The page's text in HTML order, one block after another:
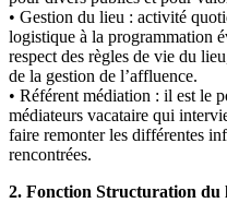
• Gestion du lieu : activité
logistique à la programmation
respect des règles de vie du
de la gestion de l’affluence.
• Référent médiation : il est le
médiateurs vacataire qui
faire remonter les différentes
rencontrées.
2. Fonction Structuration du